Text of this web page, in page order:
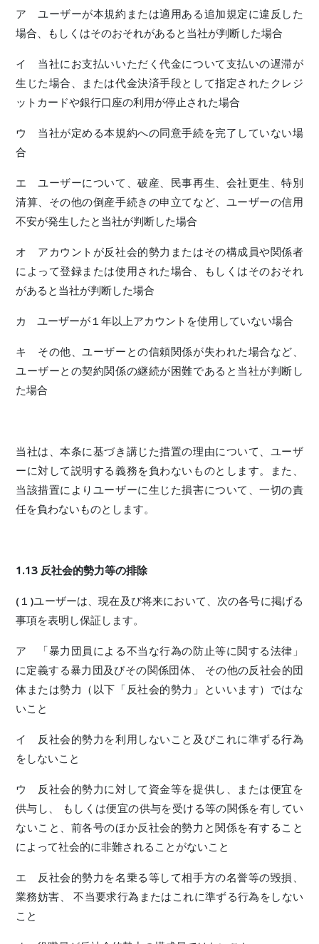
ア ユーザーが本規約または適用ある追加規定に違反した
場合、もしくはそのおそれがあると当社が判断した場合
イ 当社にお支払いいただく代金について支払いの遅滞が
生じた場合、または代金決済手段として指定されたクレジ
ットカードや銀行口座の利用が停止された場合
ウ 当社が定める本規約への同意手続を完了していない場
合
エ ユーザーについて、破産、民事再生、会社更生、特別
清算、その他の倒産手続きの申立てなど、ユーザーの信用
不安が発生したと当社が判断した場合
オ アカウントが反社会的勢力またはその構成員や関係者
によって登録または使用された場合、もしくはそのおそれ
があると当社が判断した場合
カ ユーザーが１年以上アカウントを使用していない場合
キ その他、ユーザーとの信頼関係が失われた場合など、
ユーザーとの契約関係の継続が困難であると当社が判断し
た場合
当社は、本条に基づき講じた措置の理由について、ユーザ
ーに対して説明する義務を負わないものとします。また、
当該措置によりユーザーに生じた損害について、一切の責
任を負わないものとします。
1.13 反社会的勢力等の排除
(１)ユーザーは、現在及び将来において、次の各号に掲げる
事項を表明し保証します。
ア 「暴力団員による不当な行為の防止等に関する法律」
に定義する暴力団及びその関係団体、 その他の反社会的団
体または勢力（以下「反社会的勢力」といいます）ではな
いこと
イ 反社会的勢力を利用しないこと及びこれに準ずる行為
をしないこと
ウ 反社会的勢力に対して資金等を提供し、または便宜を
供与し、 もしくは便宜の供与を受ける等の関係を有してい
ないこと、前各号のほか反社会的勢力と関係を有すること
によって社会的に非難されることがないこと
エ 反社会的勢力を名乗る等して相手方の名誉等の毀損、
業務妨害、 不当要求行為またはこれに準ずる行為をしない
こと